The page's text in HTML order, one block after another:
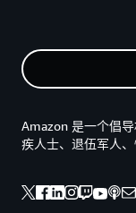
Amazon 是一个倡
疾人士、退伍军人